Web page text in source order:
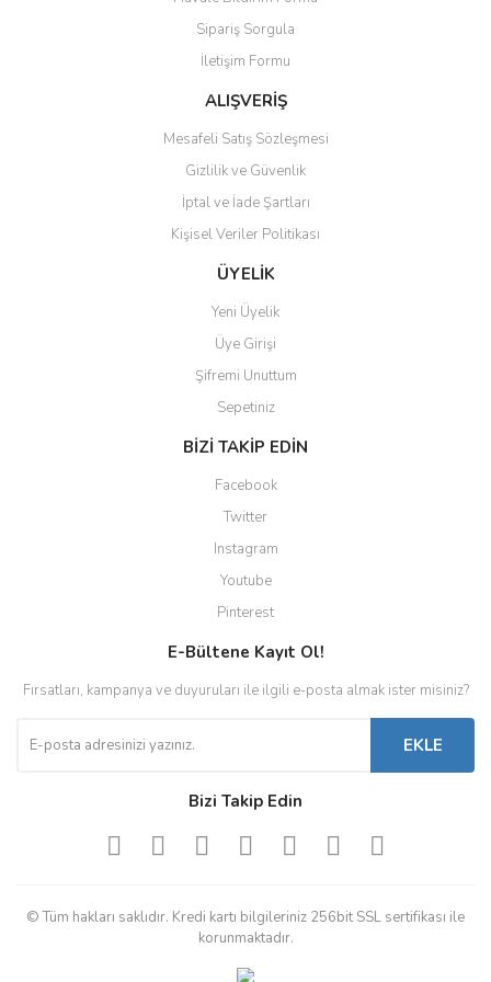
Ürün bilgilerinde hatalar bulunuyor.
Ürün fiyatı diğer sitelerden daha pahalı.
Bu ürüne benzer farklı alternatifler olmalı.
Gönder
Sipariş Sorgula
İletişim Formu
ALIŞVERİŞ
Mesafeli Satış Sözleşmesi
Gizlilik ve Güvenlik
İptal ve İade Şartları
Kişisel Veriler Politikası
ÜYELİK
Yeni Üyelik
Üye Girişi
Şifremi Unuttum
Sepetiniz
BİZİ TAKİP EDİN
Facebook
Twitter
Instagram
Youtube
Pinterest
E-Bültene Kayıt Ol!
Fırsatları, kampanya ve duyuruları ile ilgili e-posta almak ister misiniz?
EKLE
Bizi Takip Edin
© Tüm hakları saklıdır. Kredi kartı bilgileriniz 256bit SSL sertifikası ile
korunmaktadır.